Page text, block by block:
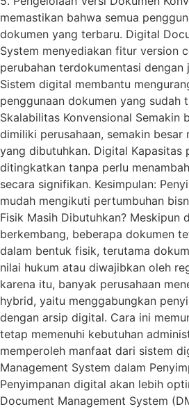
memastikan bahwa semua
dokumen yang terbaru. Digital
System menyediakan fitur version
perubahan terdokumentasi dengan
Sistem digital membantu
penggunaan dokumen yang sudah
Skalabilitas Konvensional Semakin
dimiliki perusahaan, semakin besar
yang dibutuhkan. Digital Kapasitas
ditingkatkan tanpa perlu
secara signifikan. Kesimpulan:
mudah mengikuti pertumbuhan
Fisik Masih Dibutuhkan? Meskipun
berkembang, beberapa dokumen
dalam bentuk fisik, terutama
nilai hukum atau diwajibkan oleh
karena itu, banyak perusahaan
hybrid, yaitu menggabungkan
dengan arsip digital. Cara ini
tetap memenuhi kebutuhan
memperoleh manfaat dari sistem
Management System dalam
Penyimpanan digital akan lebih
Document Management System